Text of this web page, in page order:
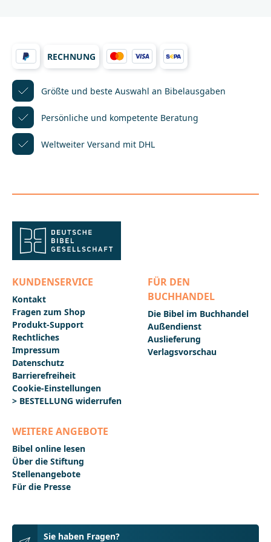
RECHNUNG
Größte und beste Auswahl an Bibelausgaben
Persönliche und kompetente Beratung
Weltweiter Versand mit DHL
KUNDENSERVICE
Kontakt
Fragen zum Shop
Produkt-Support
Rechtliches
Impressum
Datenschutz
Barrierefreiheit
Cookie-Einstellungen
> BESTELLUNG widerrufen
FÜR DEN
BUCHHANDEL
Die Bibel im Buchhandel
Außendienst
Auslieferung
Verlagsvorschau
WEITERE ANGEBOTE
Bibel online lesen
Über die Stiftung
Stellenangebote
Für die Presse
Sie haben Fragen?